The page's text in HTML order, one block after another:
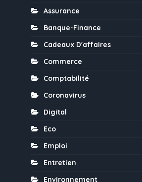
Assurance
Banque-Finance
Cadeaux D'affaires
Commerce
Comptabilité
Coronavirus
Digital
Eco
Emploi
Entretien
Environnement